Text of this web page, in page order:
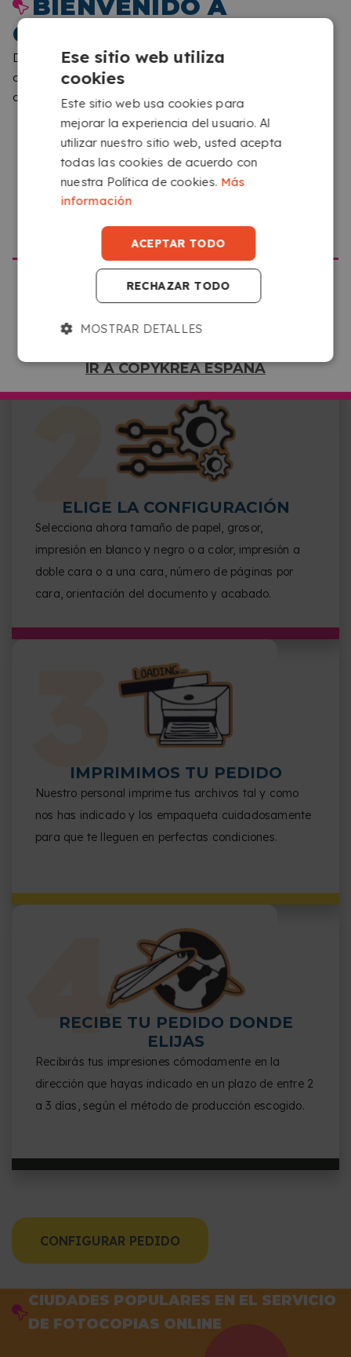
BIENVENIDO A
COPYKREA
Detectamos que navegas desde una ubicación
diferente a la que corresponde a esta web. Por favor,
confírmanos que sitio quieres visitar
IR A COPYKREA USA
IR A COPYKREA ESPAÑA
Disfruta de la comodidad de laCopistería Online a
domicilio en Manresa
. ¡Haz tu pedido ahora y descubre
la manera más conveniente de
CÓMO FUNCIONA EL SERVICIO
SUBE TU ARCHIVO
Sube tus archivos desde cualquier dispositivo con
acceso a internet, haciendo clic en el recuadro que
pone ‘Selecciona o arrastra aquí tus archivos’.
ELIGE LA CONFIGURACIÓN
Selecciona ahora tamaño de papel, grosor,
impresión en blanco y negro o a color, impresión a
doble cara o a una cara, número de páginas por
cara, orientación del documento y acabado.
IMPRIMIMOS TU PEDIDO
Nuestro personal imprime tus archivos tal y como
nos has indicado y los empaqueta cuidadosamente
para que te lleguen en perfectas condiciones.
RECIBE TU PEDIDO DONDE
ELIJAS
Recibirás tus impresiones cómodamente en la
dirección que hayas indicado en un plazo de entre 2
a 3 días, según el método de producción escogido.
CONFIGURAR PEDIDO
CIUDADES POPULARES EN EL SERVICIO
DE FOTOCOPIAS ONLINE
Ese sitio web utiliza
cookies
Este sitio web usa cookies para
mejorar la experiencia del usuario. Al
utilizar nuestro sitio web, usted acepta
todas las cookies de acuerdo con
nuestra Política de cookies. Más
información
ACEPTAR TODO
RECHAZAR TODO
MOSTRAR DETALLES